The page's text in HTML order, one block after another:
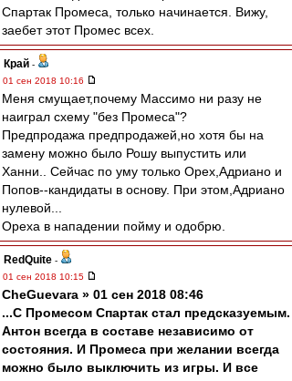
Спартак Промеса, только начинается. Вижу,
заебет этот Промес всех.
Край -
01 сен 2018 10:16
Меня смущает,почему Массимо ни разу не
наиграл схему "без Промеса"?
Предпродажа предпродажей,но хотя бы на
замену можно было Рошу выпустить или
Ханни.. Сейчас по уму только Орех,Адриано и
Попов--кандидаты в основу. При этом,Адриано
нулевой...
Ореха в нападении пойму и одобрю.
RedQuite -
01 сен 2018 10:15
CheGuevara » 01 сен 2018 08:46
...С Промесом Спартак стал предсказуемым.
Антон всегда в составе независимо от
состояния. И Промеса при желании всегда
можно было выключить из игры. И все